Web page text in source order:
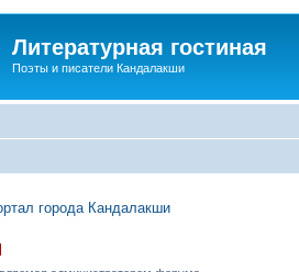
Литературная гостиная
Поэты и писатели Кандалакши
города Кандалакши